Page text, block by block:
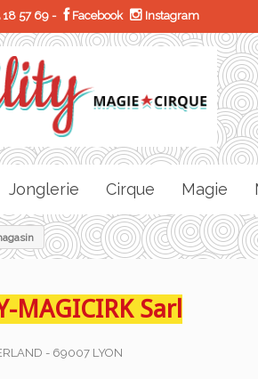
18 57 69 - Facebook Instagram
Jonglerie Cirque Magie
MAGICIRK Sarl
- 69007 LYON